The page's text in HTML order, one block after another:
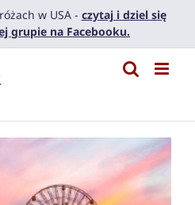
w USA - czytaj i dziel się
grupie na Facebooku.